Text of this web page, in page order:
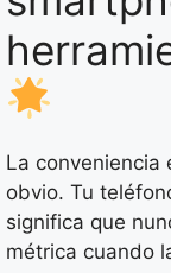
La conveniencia
obvio. Tu
significa que
métrica cuando